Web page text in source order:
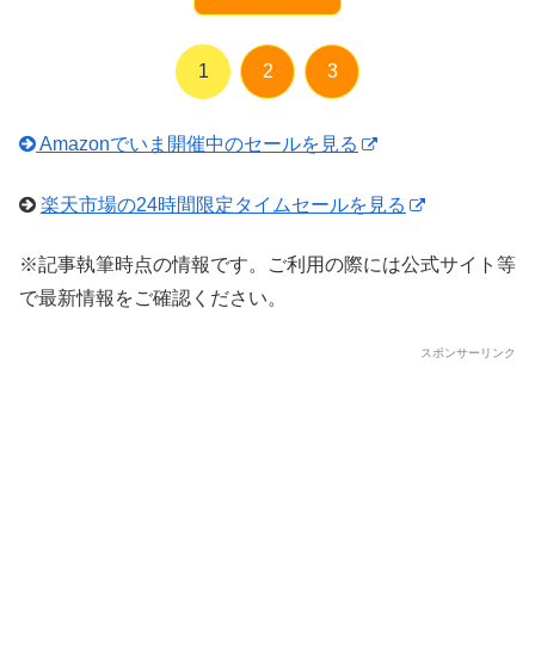
1 2 3
Amazonでいま開催中のセールを見る
楽天市場の24時間限定タイムセールを見る
※記事執筆時点の情報です。ご利用の際には公式サイト等
で最新情報をご確認ください。
スポンサーリンク